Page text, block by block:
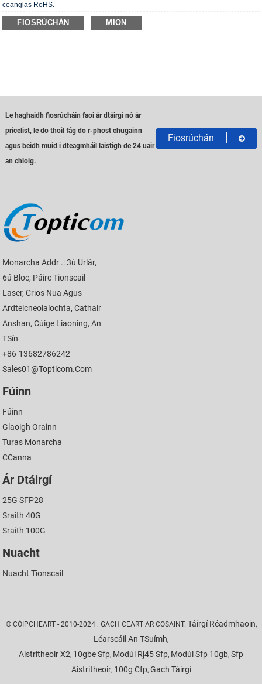
ceanglas RoHS.
FIOSRÚCHÁN MION
Le haghaidh fiosrúcháin faoi ár dtáirgí nó ár
pricelist, le do thoil fág do r-phost chugainn
agus beidh muid i dteagmháil laistigh de 24 uair
an chloig.
Fiosrúchán
Monarcha Addr .: 3ú Urlár,
6ú Bloc, Páirc Tionscail
Laser, Crios Nua Agus
Ardteicneolaíochta, Cathair
Anshan, Cúige Liaoning, An
TSín
+86-13682786242
Sales01@topticom.com
Fúinn
Fúinn
Glaoigh Orainn
Turas Monarcha
CCanna
Ár Dtáirgí
25G SFP28
Sraith 40G
Sraith 100G
Nuacht
Nuacht Tionscail
© CÓIPCHEART - 2010-2024 : GACH CEART AR COSAINT. Táirgí Réadmhaoin,
Léarscáil An TSuímh,
Aistritheoir X2, 10gbe Sfp, Modúl Rj45 Sfp, Modúl Sfp 10gb, Sfp
Aistritheoir, 100g Cfp, Gach Táirgí